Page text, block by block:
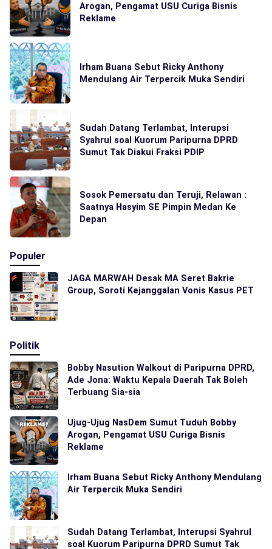
Arogan, Pengamat USU Curiga Bisnis
Reklame
Irham Buana Sebut Ricky Anthony
Mendulang Air Terpercik Muka Sendiri
Sudah Datang Terlambat, Interupsi
Syahrul soal Kuorum Paripurna DPRD
Sumut Tak Diakui Fraksi PDIP
Sosok Pemersatu dan Teruji, Relawan :
Saatnya Hasyim SE Pimpin Medan Ke
Depan
Populer
JAGA MARWAH Desak MA Seret Bakrie
Group, Soroti Kejanggalan Vonis Kasus PET
Politik
Bobby Nasution Walkout di Paripurna DPRD,
Ade Jona: Waktu Kepala Daerah Tak Boleh
Terbuang Sia-sia
Ujug-Ujug NasDem Sumut Tuduh Bobby
Arogan, Pengamat USU Curiga Bisnis
Reklame
Irham Buana Sebut Ricky Anthony Mendulang
Air Terpercik Muka Sendiri
Sudah Datang Terlambat, Interupsi Syahrul
soal Kuorum Paripurna DPRD Sumut Tak